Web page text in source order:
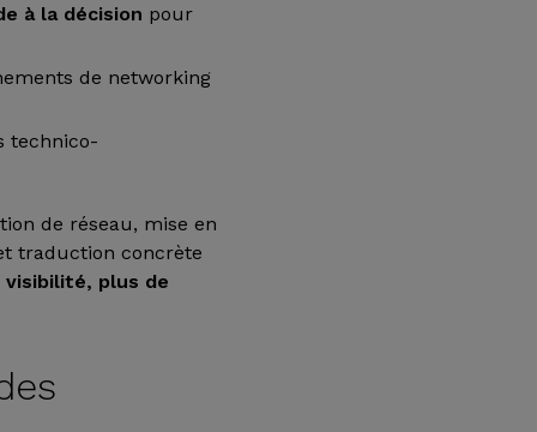
à la décision pour
de networking
technico-
de réseau, mise en
traduction concrète
plus de